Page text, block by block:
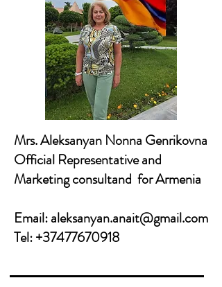
Mrs. Aleksanyan Nonna Genrikovna
Official Representative and
Marketing consultand for Armenia
Email: aleksanyan.anait@gmail.com
Tel: +37477670918